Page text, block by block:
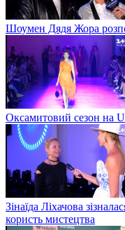
Шоумен Дядя Жора
Оксамитовий сезон на
Зінаїда Ліхачова
користь мистецтва